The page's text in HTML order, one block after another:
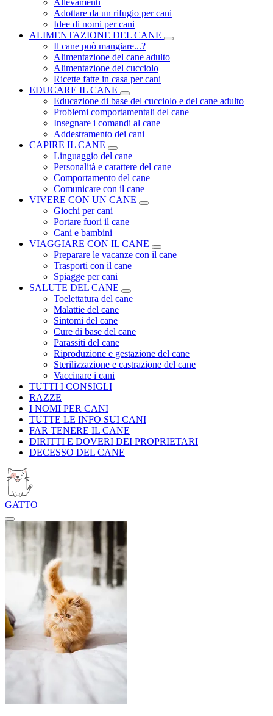
Allevamenti
Adottare da un rifugio per cani
Idee di nomi per cani
ALIMENTAZIONE DEL CANE
Il cane può mangiare...?
Alimentazione del cane adulto
Alimentazione del cucciolo
Ricette fatte in casa per cani
EDUCARE IL CANE
Educazione di base del cucciolo e del cane adulto
Problemi comportamentali del cane
Insegnare i comandi al cane
Addestramento dei cani
CAPIRE IL CANE
Linguaggio del cane
Personalità e carattere del cane
Comportamento del cane
Comunicare con il cane
VIVERE CON UN CANE
Giochi per cani
Portare fuori il cane
Cani e bambini
VIAGGIARE CON IL CANE
Preparare le vacanze con il cane
Trasporti con il cane
Spiagge per cani
SALUTE DEL CANE
Toelettatura del cane
Malattie del cane
Sintomi del cane
Cure di base del cane
Parassiti del cane
Riproduzione e gestazione del cane
Sterilizzazione e castrazione del cane
Vaccinare i cani
TUTTI I CONSIGLI
RAZZE
I NOMI PER CANI
TUTTE LE INFO SUI CANI
FAR TENERE IL CANE
DIRITTI E DOVERI DEI PROPRIETARI
DECESSO DEL CANE
GATTO